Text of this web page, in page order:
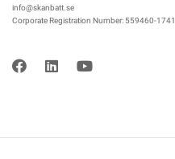
info@skanbatt.se
Corporate Registration Number: 559460-1741